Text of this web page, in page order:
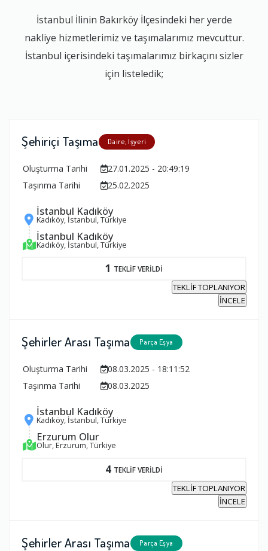
İstanbul İlinin Bakırköy İlçesindeki her yerde
nakliye hizmetlerimiz ve taşımalarımız mevcuttur.
İstanbul içerisindeki taşımalarımız birkaçını sizler
için listeledik;
Şehiriçi Taşıma Daire, İşyeri
Oluşturma Tarihi
27.01.2025 - 20:49:19
Taşınma Tarihi
25.02.2025
İstanbul Kadıköy
Kadıköy, İstanbul, Türkiye
İstanbul Kadıköy
Kadıköy, İstanbul, Türkiye
1 TEKLİF VERİLDİ
TEKLİF TOPLANIYOR
İNCELE
Şehirler Arası Taşıma Parça Eşya
Oluşturma Tarihi
08.03.2025 - 18:11:52
Taşınma Tarihi
08.03.2025
İstanbul Kadıköy
Kadıköy, İstanbul, Türkiye
Erzurum Olur
Olur, Erzurum, Türkiye
4 TEKLİF VERİLDİ
TEKLİF TOPLANIYOR
İNCELE
Şehirler Arası Taşıma Parça Eşya